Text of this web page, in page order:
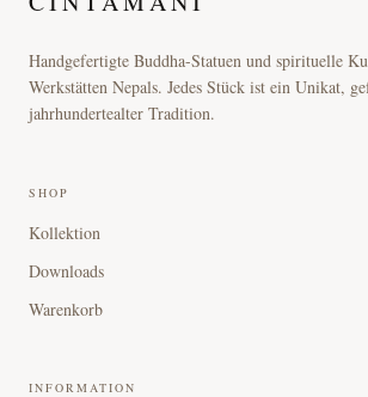
Handgefertigte Buddha-Statuen und spirituelle
Werkstätten Nepals. Jedes Stück ist ein Unikat,
jahrhundertealter Tradition.
SHOP
Kollektion
Downloads
Warenkorb
INFORMATION